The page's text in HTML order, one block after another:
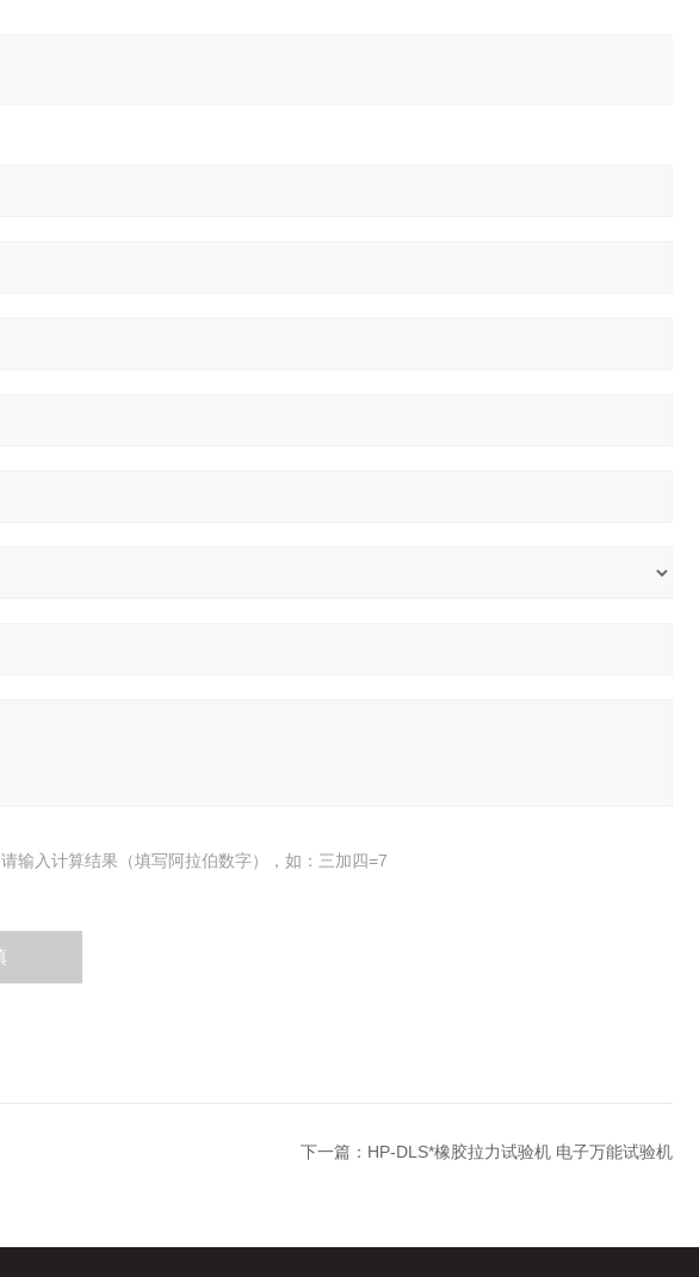
请输入计算结果（填写阿拉伯数字），如：三加四=7
下一篇： HP-DLS*橡胶拉力试验机 电子万能试验机